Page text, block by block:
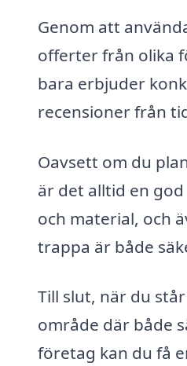
Genom att
offerter från olika
bara erbjuder
recensioner från
Oavsett om du
är det alltid en
och material, och
trappa är både
Till slut, när du
område där både
företag kan du få